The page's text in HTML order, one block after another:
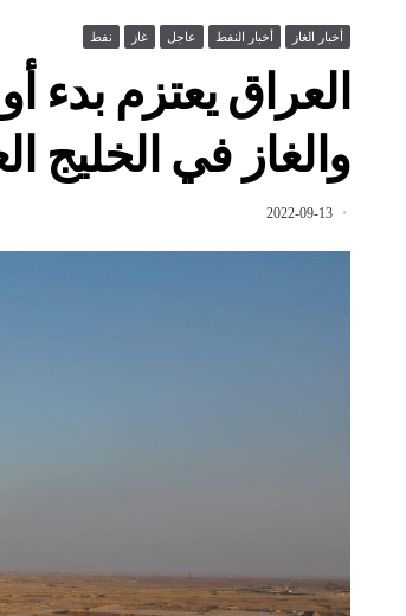
أخبار الغاز أخبار النفط عاجل غاز نفط
العراق يعتزم بدء
والغاز في الخليج
2022-09-13